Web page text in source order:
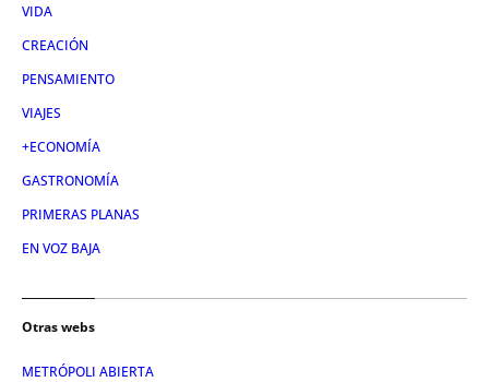
VIDA
CREACIÓN
PENSAMIENTO
VIAJES
+ECONOMÍA
GASTRONOMÍA
PRIMERAS PLANAS
EN VOZ BAJA
Otras webs
METRÓPOLI ABIERTA